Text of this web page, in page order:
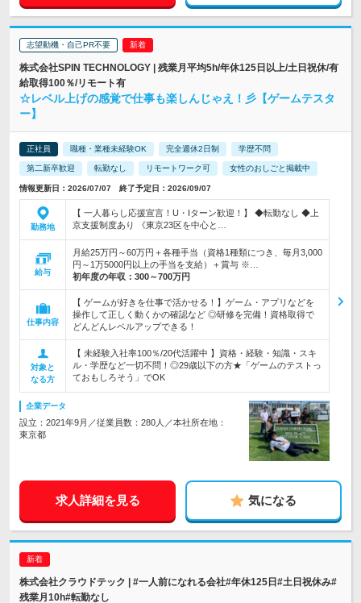
志望動機・自己PR不要
株式会社SPIN TECHNOLOGY | 残業月平均5h/年休125日以上/土日祝休/有
給取得100％/リモート有
☆レベル上げの感覚で仕事も楽しんじゃえ！彡【ゲームテスタ
ー】
正社員 職種・業種未経験OK 完全週休2日制 学歴不問
第二新卒歓迎 転勤なし リモートワーク可 女性のおしごと掲載中
情報更新日：2026/07/07 終了予定日：2026/09/07
勤務地
【 一人暮らし応援宣言！U・Iターン歓迎！】 ◆転勤なし ◆上
京支援制度あり 《東京23区を中心と…
給与
月給25万円～60万円＋各種手当（資格1種類につき、毎月3,000
円～1万5000円以上の手当を支給）＋賞与 ※…
初年度の年収： 300～700万円
仕事内容
【 ゲームが好きを仕事で活かせる！】ゲーム・アプリなどを
操作して正しく動くかの確認など ◎研修を完備！資格取得で
どんどんレベルアップできる！
対象と
なる方
【 未経験入社率100％/20代活躍中 】資格・経験・知識・スキ
ル・学歴など一切不問！◎29歳以下の方★「ゲームのテストっ
ておもしろそう」でOK
企業データ
設立：2021年9月／従業員数：280人／本社所在地：
東京都
求人詳細を見る 気になる
株式会社クラウドテック | #一人前になれる会社#年休125日#土日祝休み#
残業月10h#転勤なし